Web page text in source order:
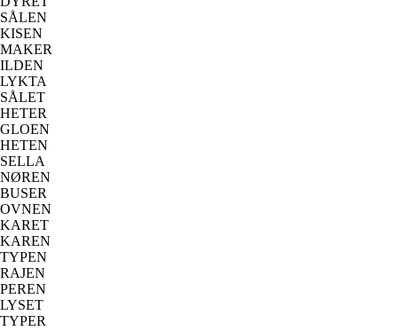
SÅLEN
KISEN
MAKER
ILDEN
LYKTA
SÅLET
HETER
GLOEN
HETEN
SELLA
NØREN
BUSER
OVNEN
KARET
KAREN
TYPEN
RAJEN
PEREN
LYSET
TYPER